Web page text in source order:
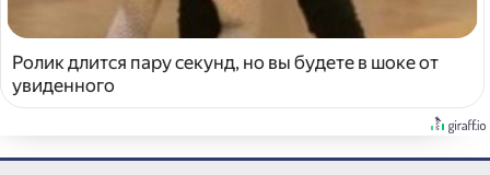
Ролик длится пару секунд, но вы будете в шоке от
увиденного